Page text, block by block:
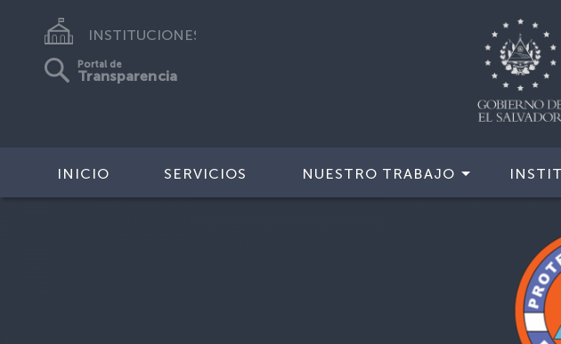
INSTITUCIONES
Portal de
Transparencia
INICIO SERVICIOS NUESTRO TRABAJO